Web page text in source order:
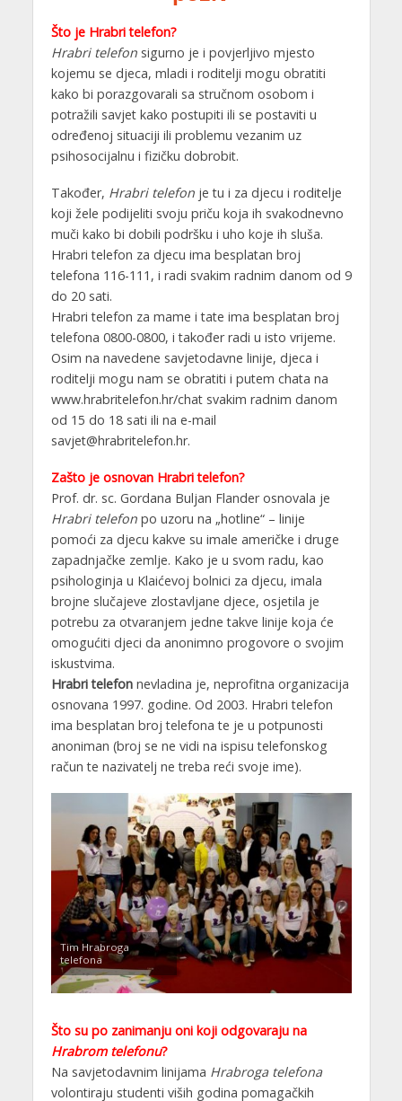
Što je Hrabri telefon?
Hrabri telefonsigurno je i povjerljivo mjesto
kojemu se djeca, mladi i roditelji mogu obratiti
kako bi porazgovarali sa stručnom osobom i
potražili savjet kako postupiti ili se postaviti u
određenoj situaciji ili problemu vezanim uz
psihosocijalnu i fizičku dobrobit.
Također, Hrabri telefonje tu i za djecu i roditelje
koji žele podijeliti svoju priču koja ih svakodnevno
muči kako bi dobili podršku i uho koje ih sluša.
Hrabri telefon za djecu ima besplatan broj
telefona 116-111, i radi svakim radnim danom od 9
do 20 sati.
Hrabri telefon za mame i tate ima besplatan broj
telefona 0800-0800, i također radi u isto vrijeme.
Osim na navedene savjetodavne linije, djeca i
roditelji mogu nam se obratiti i putem chata na
www.hrabritelefon.hr/chat svakim radnim danom
od 15 do 18 sati ili na e-mail
savjet@hrabritelefon.hr.
Zašto je osnovan Hrabri telefon?
Prof. dr. sc. Gordana Buljan Flander osnovala je
Hrabri telefonpo uzoru na „hotline“ – linije
pomoći za djecu kakve su imale američke i druge
zapadnjačke zemlje. Kako je u svom radu, kao
psihologinja u Klaićevoj bolnici za djecu, imala
brojne slučajeve zlostavljane djece, osjetila je
potrebu za otvaranjem jedne takve linije koja će
omogućiti djeci da anonimno progovore o svojim
iskustvima.
Hrabri telefonnevladina je, neprofitna organizacija
osnovana 1997. godine. Od 2003. Hrabri telefon
ima besplatan broj telefona te je u potpunosti
anoniman (broj se ne vidi na ispisu telefonskog
račun te nazivatelj ne treba reći svoje ime).
Tim Hrabroga
telefona
Što su po zanimanju oni koji odgovaraju na
Hrabrom telefonu?
Na savjetodavnim linijama Hrabroga telefona
volontiraju studenti viših godina pomagačkih